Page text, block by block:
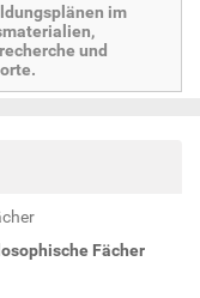
im
und
Fächer